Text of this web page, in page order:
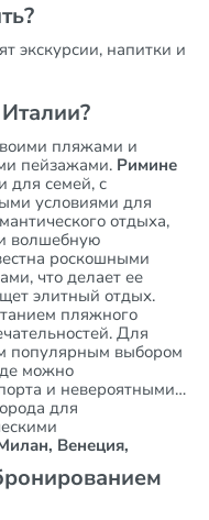
экскурсии, напитки и
пляжами и
пейзажами. Римине
для семей, с
условиями для
отдыха,
волшебную
роскошными
что делает ее
элитный отдых.
пляжного
Для
популярным выбором
можно
и невероятными
для
Венеция,